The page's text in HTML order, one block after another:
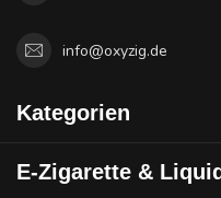
info@oxyzig.de
Kategorien
E-Zigarette &